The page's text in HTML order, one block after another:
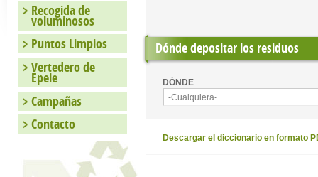
Dónde depositar los residuos
DÓNDE
-Cualquiera-
Descargar el diccionario en formato
Recogida de
voluminosos
Puntos Limpios
Vertedero de
Epele
Campañas
Contacto